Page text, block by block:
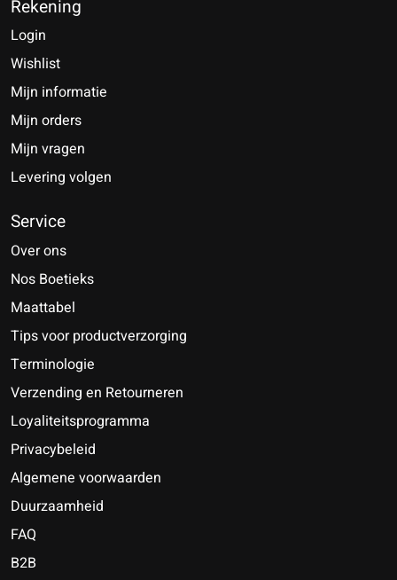
Rekening
Login
Wishlist
Mijn informatie
Mijn orders
Mijn vragen
Levering volgen
Service
Over ons
Nos Boetieks
Maattabel
Tips voor productverzorging
Terminologie
Verzending en Retourneren
Loyaliteitsprogramma
Privacybeleid
Algemene voorwaarden
Duurzaamheid
FAQ
B2B